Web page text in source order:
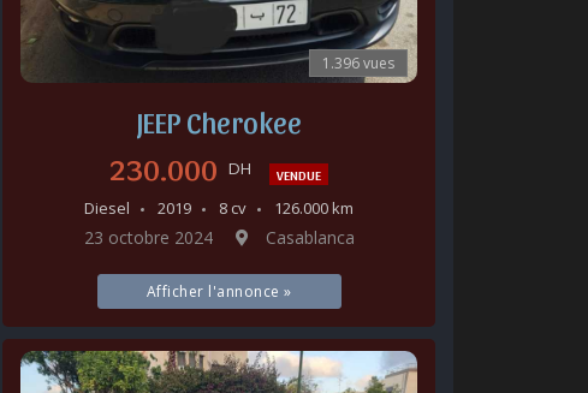
1.396 vues
JEEP Cherokee
230.000 DH VENDUE
Diesel 2019 8 cv 126.000 km
23 octobre 2024 Casablanca
Afficher l'annonce »